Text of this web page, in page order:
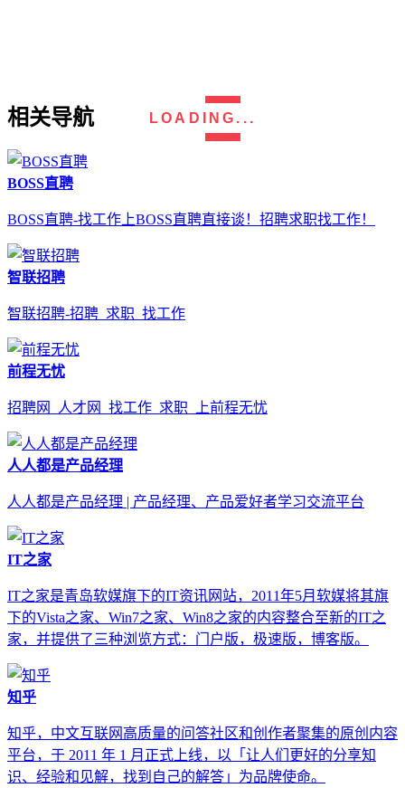
LOADING...
相关导航
BOSS直聘
BOSS直聘-找工作上BOSS直聘直接谈！招聘求职找工作！
智联招聘
智联招聘-招聘_求职_找工作
前程无忧
招聘网_人才网_找工作_求职_上前程无忧
人人都是产品经理
人人都是产品经理 | 产品经理、产品爱好者学习交流平台
IT之家
IT之家是青岛软媒旗下的IT资讯网站，2011年5月软媒将其旗
下的Vista之家、Win7之家、Win8之家的内容整合至新的IT之
家，并提供了三种浏览方式：门户版，极速版，博客版。
知乎
知乎，中文互联网高质量的问答社区和创作者聚集的原创内容
平台，于 2011 年 1 月正式上线，以「让人们更好的分享知
识、经验和见解，找到自己的解答」为品牌使命。